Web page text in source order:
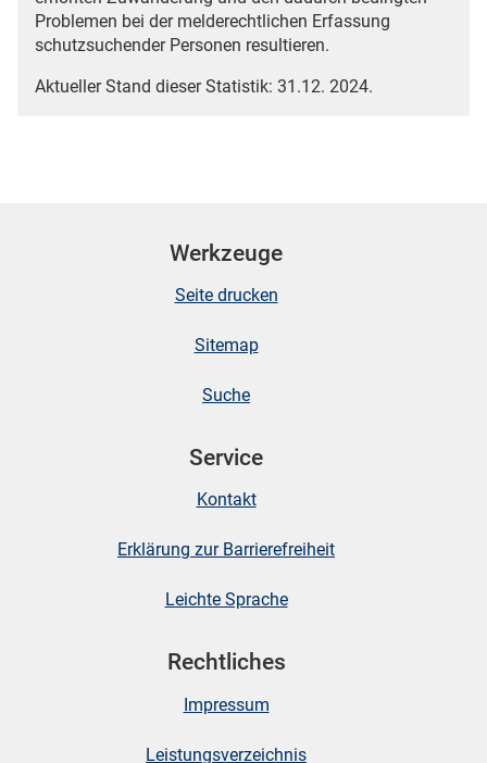
Problemen bei der melderechtlichen Erfassung
schutzsuchender Personen resultieren.
Aktueller Stand dieser Statistik: 31.12. 2024.
Werkzeuge
Seite drucken
Sitemap
Suche
Service
Kontakt
Erklärung zur Barrierefreiheit
Leichte Sprache
Rechtliches
Impressum
Leistungsverzeichnis